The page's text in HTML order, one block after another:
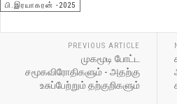
பி.இரயாகரன் -2025
PREVIOUS ARTICLE
முகமூடி போட்ட
சமூகவிரோதிகளும் - அதற்கு
உசுப்பேற்றும் தற்குறிகளும்